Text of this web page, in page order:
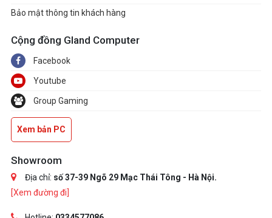
Bảo mật thông tin khách hàng
Cộng đồng Gland Computer
Facebook
Youtube
Group Gaming
Xem bản PC
Showroom
Địa chỉ: số 37-39 Ngõ 29 Mạc Thái Tông - Hà Nội.
[Xem đường đi]